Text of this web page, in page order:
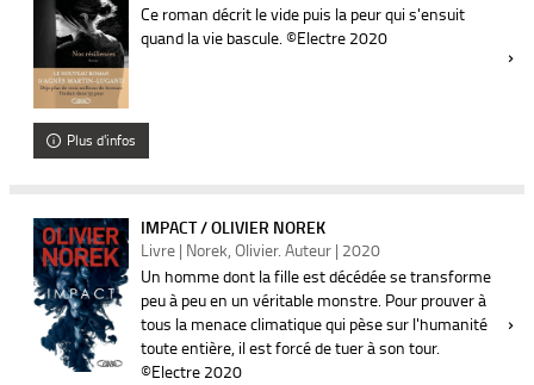
Ce roman décrit le vide puis la peur qui s'ensuit
quand la vie bascule. ©Electre 2020
Plus d'infos
IMPACT / OLIVIER NOREK
Livre | Norek, Olivier. Auteur | 2020
Un homme dont la fille est décédée se transforme
peu à peu en un véritable monstre. Pour prouver à
tous la menace climatique qui pèse sur l'humanité
toute entière, il est forcé de tuer à son tour.
©Electre 2020